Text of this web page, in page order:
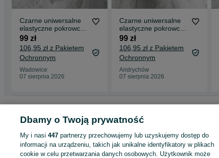
Czarne uniwersalne
elastyczne pokrowce
na krzesła 4 sztuki
komplet
99 zł
106,95 zł z Pakietem
Ochronnym
Wadowice
07 sierpnia 2026
Czarne uniwersalne
elastyczne pokrowce
na krzesła 4 sztuki
komplet
99 zł
106,95 zł z Pakietem
Ochronnym
Andrychów
07 sierpnia 2026
Małopolskie
Pokrowce - Wadowice
KATEGORIA
Dbamy o Twoją prywatność
My i nasi447 partnerzy przechowujemy lub uzyskujemy dostęp do
informacji na urządzeniu, takich jak unikalne identyfikatory w plikach
cookie w celu przetwarzania danych osobowych. Użytkownik może